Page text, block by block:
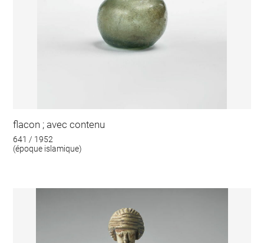
flacon ; avec contenu
641 / 1952
(époque islamique)